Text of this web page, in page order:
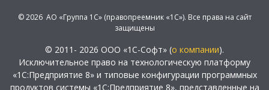
© 2026 АО «Группа 1С» (правопреемник «1С»). Все права на сайт
защищены
© 2011- 2026 ООО «1С-Софт» (о компании).
Исключительное право на технологическую платформу
«1С:Предприятие 8» и типовые конфигурации программных
продуктов системы «1С:Предприятие 8», представленные на